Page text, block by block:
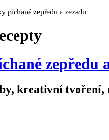
píchané zepředu a zezadu
zepředu
kreativní tvoření,